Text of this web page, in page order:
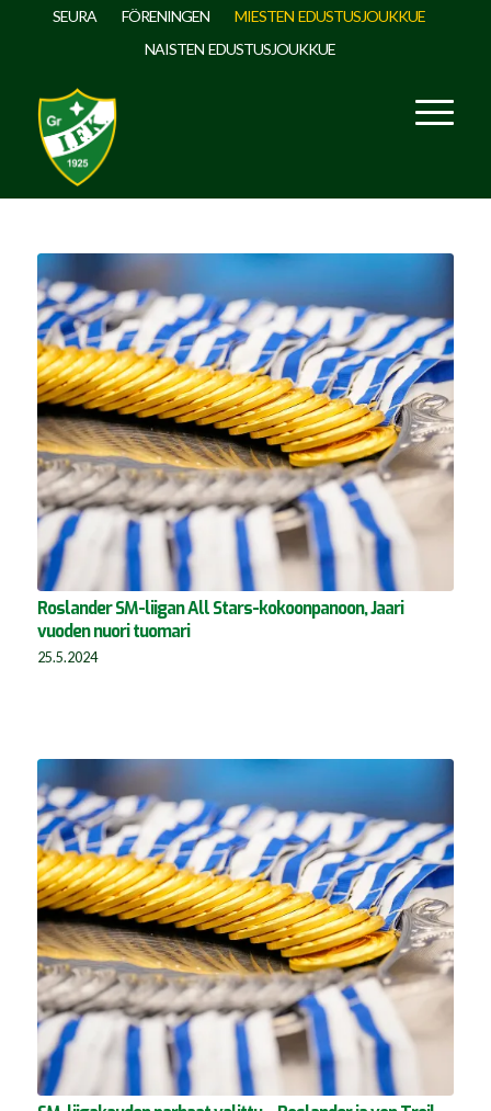
SEURA FÖRENINGEN
MIESTEN EDUSTUSJOUKKUE
NAISTEN EDUSTUSJOUKKUE
Roslander SM-liigan All Stars-kokoonpanoon, Jaari
vuoden nuori tuomari
25.5.2024